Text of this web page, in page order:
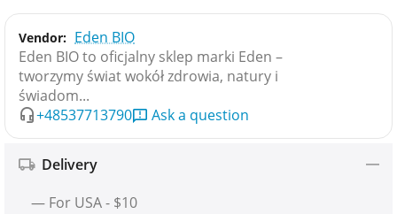
Vendor: Eden BIO
Eden BIO to oficjalny sklep marki Eden –
tworzymy świat wokół zdrowia, natury i
świadom...
+48537713790
Ask a question
Delivery
— For USA - $10